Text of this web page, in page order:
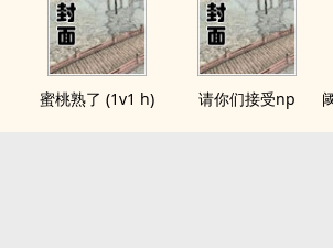
蜜桃熟了 (1v1 h) 请你们接受np